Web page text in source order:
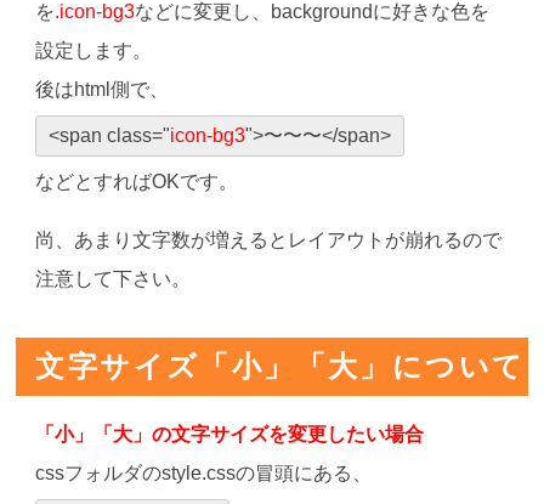
を.icon-bg3などに変更し、backgroundに好きな色を
設定します。
後はhtml側で、
<span class="icon-bg3">〜〜〜</span>
などとすればOKです。
尚、あまり文字数が増えるとレイアウトが崩れるので
注意して下さい。
文字サイズ「小」「大」について
「小」「大」の文字サイズを変更したい場合
cssフォルダのstyle.cssの冒頭にある、